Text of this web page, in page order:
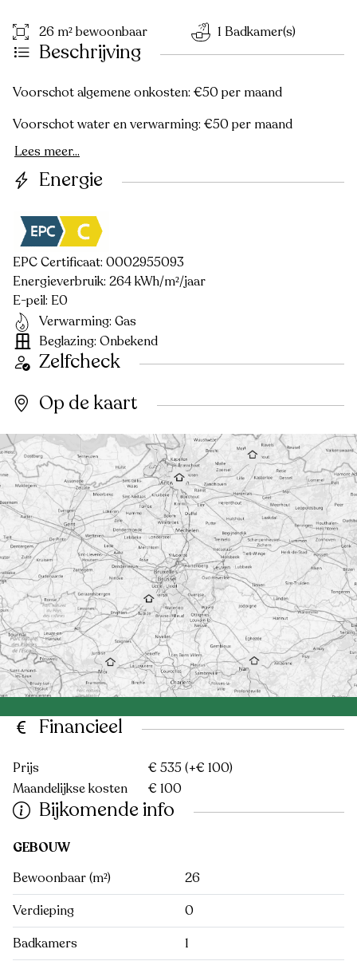
26 m² bewoonbaar 1 Badkamer(s)
Beschrijving
Voorschot algemene onkosten: €50 per maand
Voorschot water en verwarming: €50 per maand
Lees meer...
Energie
EPC Certificaat: 0002955093
Energieverbruik: 264 kWh/m²/jaar
E-peil: E0
Verwarming: Gas
Beglazing: Onbekend
Zelfcheck
Op de kaart
Financieel
Prijs € 535 (+€ 100)
Maandelijkse kosten
€ 100
Bijkomende info
GEBOUW
Bewoonbaar (m²)
26
Verdieping
0
Badkamers
1